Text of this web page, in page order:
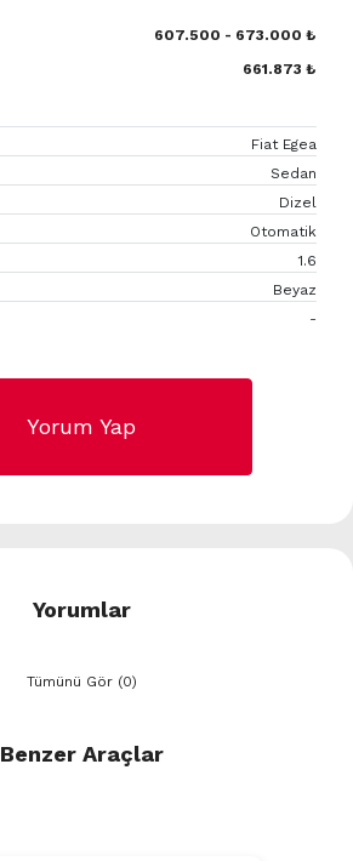
607.500 - 673.000 ₺
661.873 ₺
Fiat Egea
Sedan
Dizel
Otomatik
1.6
Beyaz
-
Yorum Yap
Yorumlar
Tümünü Gör (0)
Benzer Araçlar